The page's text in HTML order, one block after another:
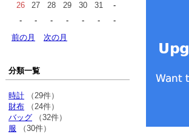
26
27 28 29 30 31
-
-
- - - - -
-
前の月
次の月
分類一覧
時計 （29件）
財布 （24件）
バッグ （32件）
服 （30件）